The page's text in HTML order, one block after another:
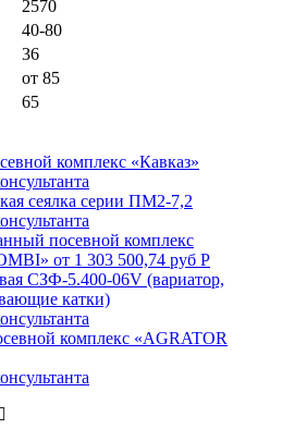
2570
40-80
36
от 85
65
комплекс «Кавказ»
сеялка серии ПМ2-7,2
посевной комплекс
от 1 303 500,74 руб Р
СЗФ-5.400-06V (вариатор,
катки)
комплекс «AGRATOR